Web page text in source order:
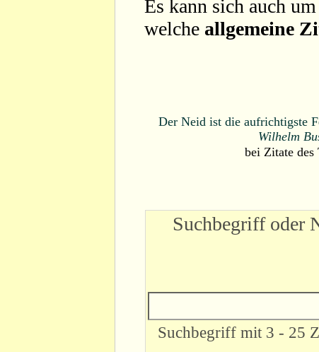
Es kann sich auch
welche allgemeine
Der Neid ist die aufrichtigste
Wilhelm
bei Zitate des
Suchbegriff oder
Suchbegriff mit 3 - 25